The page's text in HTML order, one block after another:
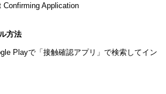
Application
方法
で「接触確認アプリ」で検索してイン